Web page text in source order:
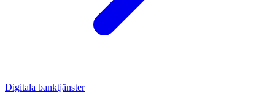
Digitala banktjänster